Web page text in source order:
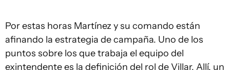
Por estas horas Martínez y su comando están
afinando la estrategia de campaña. Uno de los
puntos sobre los que trabaja el equipo del
exintendente es la definición del rol de Villar. Allí, un